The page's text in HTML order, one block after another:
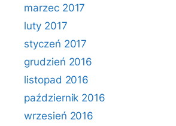
marzec 2017
luty 2017
styczeń 2017
grudzień 2016
listopad 2016
październik 2016
wrzesień 2016